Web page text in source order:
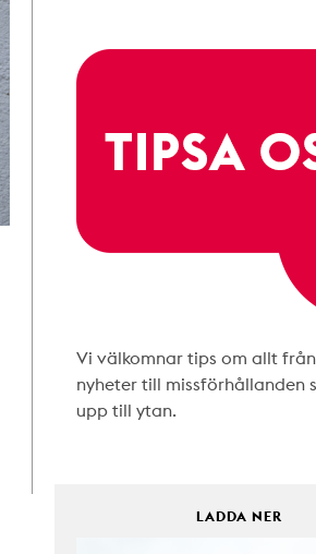
Vi välkomnar tips om allt
nyheter till missförhållanden
upp till ytan.
LADDA NER